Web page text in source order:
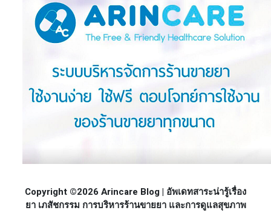
Copyright ©2026 Arincare Blog | อัพเดทสาระน่ารู้เรื่อง
ยา เภสัชกรรม การบริหารร้านขายยา และการดูแลสุขภาพ